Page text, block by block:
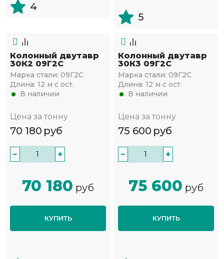
4
5
Колонный двутавр
30К2 09Г2С
Марка стали: 09Г2С
Длина: 12 м с ост.
В наличии
Цена за тонну
70 180 руб
− +
70 180 руб
КУПИТЬ
Колонный двутавр
30К3 09Г2С
Марка стали: 09Г2С
Длина: 12 м с ост.
В наличии
Цена за тонну
75 600 руб
− +
75 600 руб
КУПИТЬ